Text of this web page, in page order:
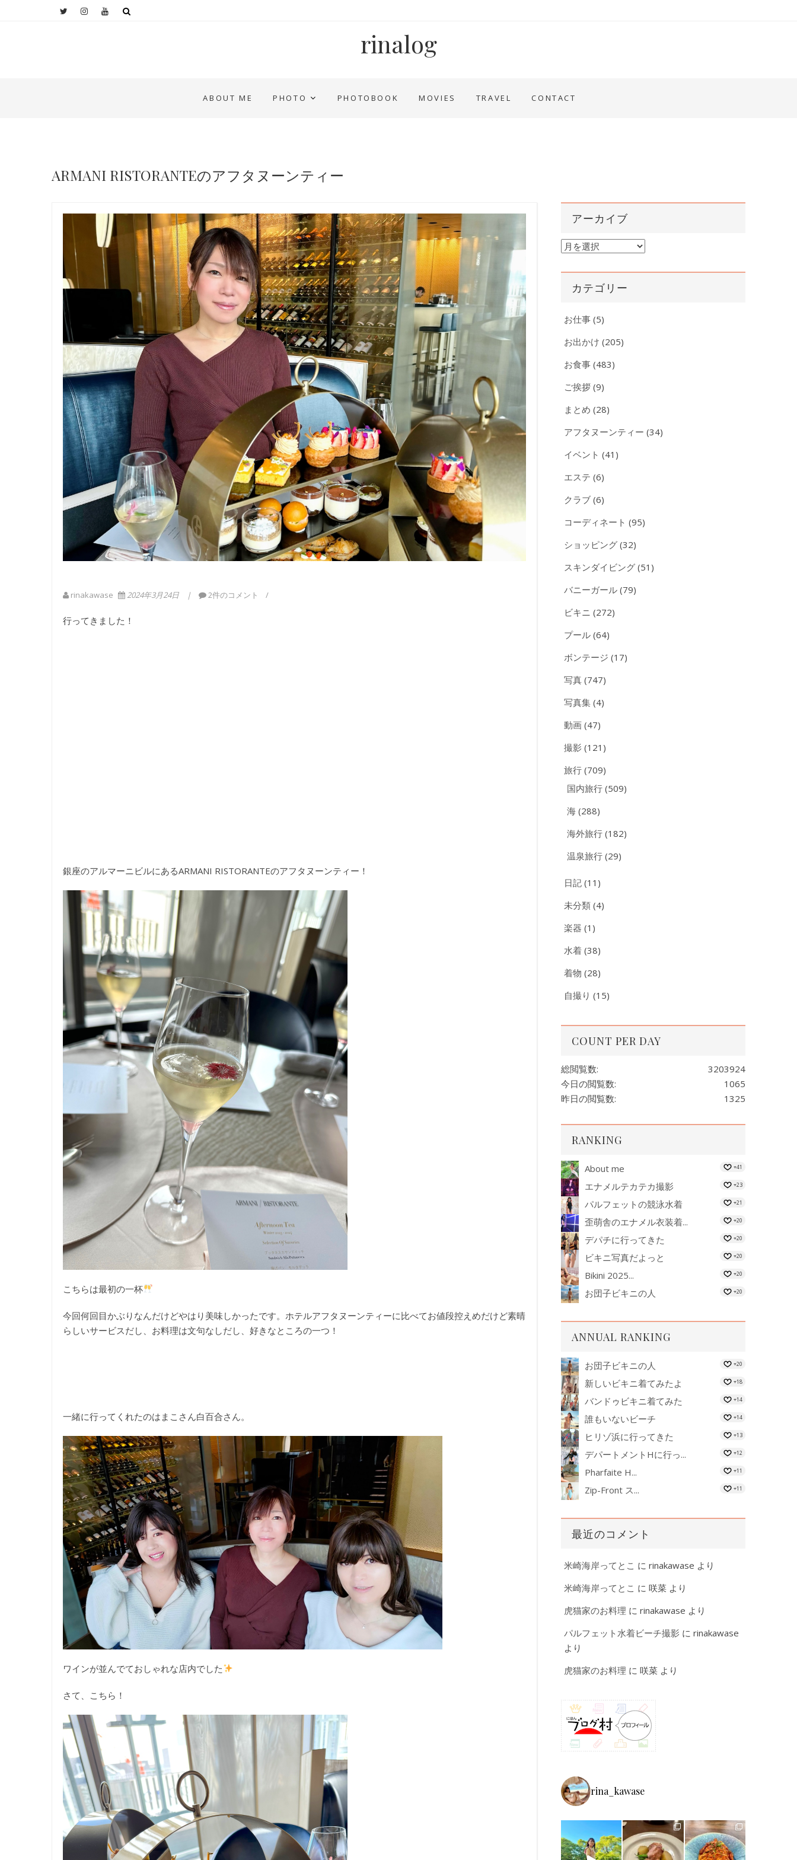
rinalog
ABOUT ME PHOTO PHOTOBOOK MOVIES TRAVEL CONTACT
ARMANI RISTORANTEのアフタヌーンティー
rinakawase 2024年3月24日 2件のコメント
行ってきました！
銀座のアルマーニビルにあるARMANI RISTORANTEのアフタヌーンティー！
こちらは最初の一杯
今回何回目かぶりなんだけどやはり美味しかったです。ホテルアフタヌーンティーに比べてお値段控えめだけど素晴
らしいサービスだし、お料理は文句なしだし、好きなところの一つ！
一緒に行ってくれたのはまこさん白百合さん。
ワインが並んでておしゃれな店内でした
さて、こちら！
アーカイブ
ア
カ
カテゴリー
お仕事 (5)
お出かけ (205)
お食事 (483)
ご挨拶 (9)
まとめ (28)
アフタヌーンティー (34)
イベント (41)
エステ (6)
クラブ (6)
コーディネート (95)
ショッピング (32)
スキンダイビング (51)
バニーガール (79)
ビキニ (272)
プール (64)
ボンテージ (17)
写真 (747)
写真集 (4)
動画 (47)
撮影 (121)
旅行 (709)
国内旅行 (509)
海 (288)
海外旅行 (182)
温泉旅行 (29)
日記 (11)
未分類 (4)
楽器 (1)
水着 (38)
着物 (28)
自撮り (15)
COUNT PER DAY
3203924
総閲覧数:
1065
今日の閲覧数:
1325
昨日の閲覧数:
RANKING
About me +41
エナメルテカテカ撮影 +23
パルフェットの競泳水着 +21
歪萌舎のエナメル衣装着... +20
デパチに行ってきた +20
ビキニ写真だよっと +20
Bikini 2025... +20
お団子ビキニの人 +20
ANNUAL RANKING
お団子ビキニの人 +20
新しいビキニ着てみたよ +18
バンドゥビキニ着てみた +14
誰もいないビーチ +14
ヒリゾ浜に行ってきた +13
デパートメントHに行っ... +12
Pharfaite H... +11
Zip-Front ス... +11
最近のコメント
米崎海岸ってとこ に rinakawase より
米崎海岸ってとこ に 咲菜 より
虎猫家のお料理 に rinakawase より
パルフェット水着ビーチ撮影 に rinakawase
より
虎猫家のお料理 に 咲菜 より
rina_kawase